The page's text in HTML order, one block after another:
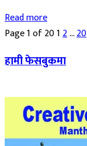
Read more
Page 1 of 2012…20
हामी फेसबुकमा